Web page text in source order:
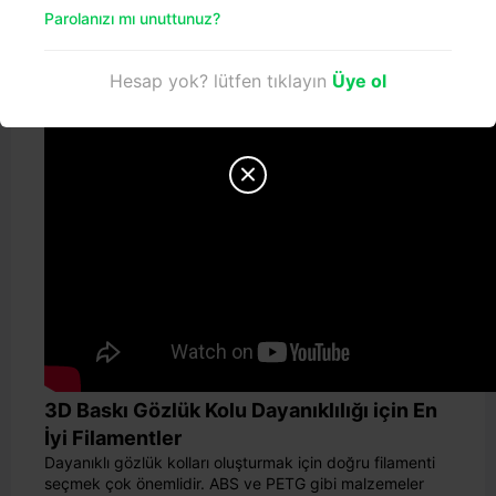
3D Baskı Gözlük Kolu Dayanıklılığı için En
İyi Filamentler
Dayanıklı gözlük kolları oluşturmak için doğru filamenti
seçmek çok önemlidir. ABS ve PETG gibi malzemeler

Parolanızı mı unuttunuz?
Hesap yok? lütfen tıklayın Üye ol